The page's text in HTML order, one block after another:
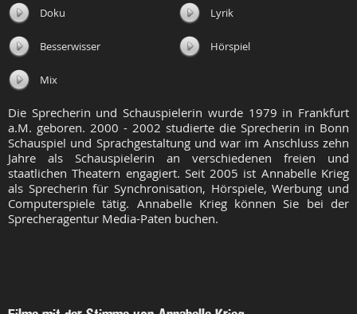
Doku Lyrik
Besserwisser Hörspiel
Mix
Die Sprecherin und Schauspielerin wurde 1979 in Frankfurt
a.M. geboren. 2000 - 2002 studierte die Sprecherin in Bonn
Schauspiel und Sprachgestaltung und war im Anschluss zehn
Jahre als Schauspielerin an verschiedenen freien und
staatlichen Theatern engagiert. Seit 2005 ist Annabelle Krieg
als Sprecherin für Synchronisation, Hörspiele, Werbung und
Computerspiele tätig. Annabelle Krieg können Sie bei der
Sprecheragentur Media-Paten buchen.